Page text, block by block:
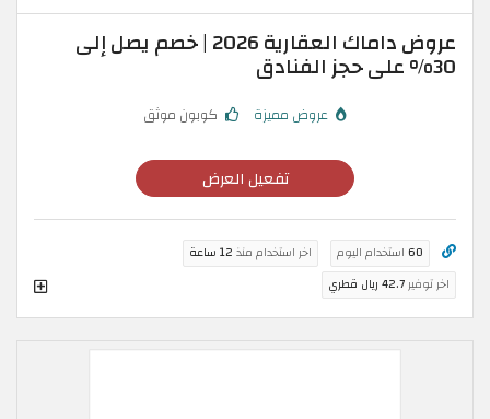
عروض داماك العقارية 2026 | خصم يصل إلى
30% على حجز الفنادق
عروض مميزة كوبون موثق
تفعيل العرض
60 استخدام اليوم اخر استخدام منذ 12 ساعة
اخر توفير42.7 ريال قطري